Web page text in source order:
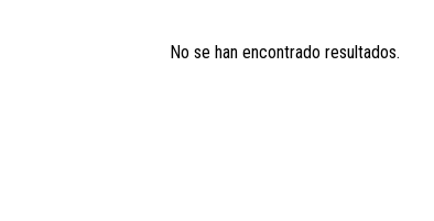
No se han encontrado resultados.